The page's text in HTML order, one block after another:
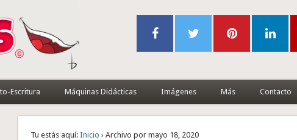
Escritura Máquinas Didácticas Imágenes Más Contacto
Tu estás aquí: Inicio › Archivo por mayo 18, 2020